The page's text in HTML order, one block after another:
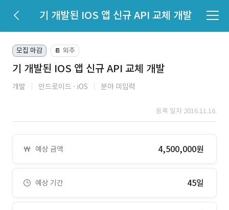
기 개발된 IOS 앱 신규 API 교체 개발
모집 마감 📔 외주
기 개발된 IOS 앱 신규 API 교체 개발
개발 안드로이드 iOS 분야 미입력
등록 일자 2016.11.16.
예상 금액 4,500,000원
예상 기간 45일